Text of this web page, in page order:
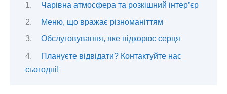
Чарівна атмосфера та розкішний інтер’єр
Меню, що вражає різноманіттям
Обслуговування, яке підкорює серця
Плануєте відвідати? Контактуйте нас
сьогодні!